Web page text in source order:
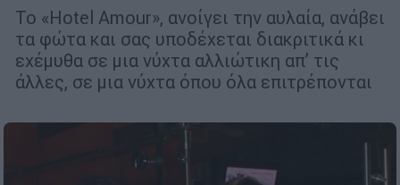
Το «Hotel Amour», ανοίγει την αυλαία, ανάβει
τα φώτα και σας υποδέχεται διακριτικά κι
εχέμυθα σε μια νύχτα αλλιώτικη απ’ τις
άλλες, σε μια νύχτα όπου όλα επιτρέπονται